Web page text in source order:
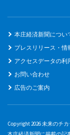
本庄経済新聞につい
プレスリリース・情
アクセスデータの利
お問い合わせ
広告のご案内
Copyright 2026 未来のチ